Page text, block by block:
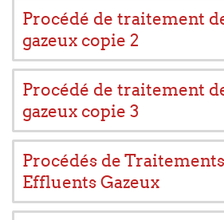
Procédé de traitement
gazeux copie 2
Procédé de traitement
gazeux copie 3
Procédés de
Effluents Gazeux